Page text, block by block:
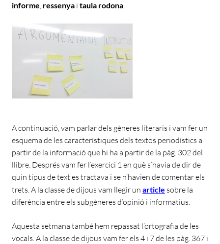
informe, ressenya i taula rodona.
A continuació, vam parlar dels gèneres literaris i vam fer un
esquema de les característiques dels textos periodístics a
partir de la informació que hi ha a partir de la pàg. 302 del
llibre. Després vam fer l’exercici 1 en què s’havia de dir de
quin tipus de text es tractava i se n’havien de comentar els
trets. A la classe de dijous vam llegir un article sobre la
diferència entre els subgèneres d’opinió i informatius.
Aquesta setmana també hem repassat l’ortografia de les
vocals. A la classe de dijous vam fer els 4 i 7 de les pàg. 367 i